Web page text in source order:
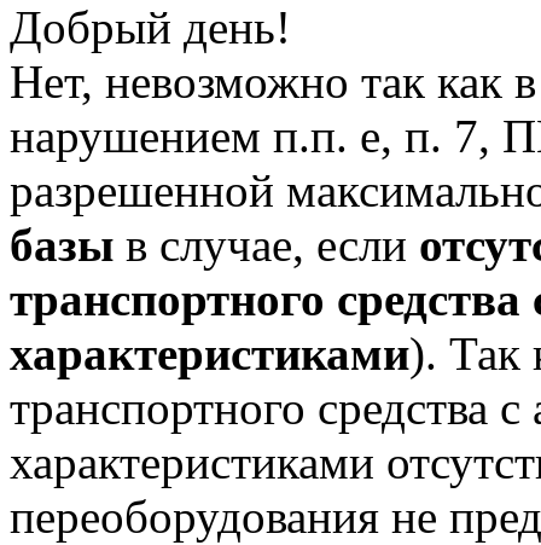
Добрый день!
Нет, невозможно так как
нарушением п.п. е, п. 7,
разрешенной
базы в случае, если
транспортного
характеристиками). Так
транспортного средства
характеристиками
переоборудования не